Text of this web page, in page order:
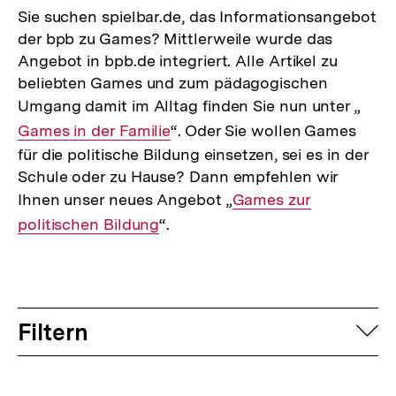
Sie suchen spielbar.de, das Informationsangebot
der bpb zu Games? Mittlerweile wurde das
Angebot in bpb.de integriert. Alle Artikel zu
beliebten Games und zum pädagogischen
Umgang damit im Alltag finden Sie nun unter „
Games in der Familie“. Oder Sie wollen Games
für die politische Bildung einsetzen, sei es in der
Schule oder zu Hause? Dann empfehlen wir
Ihnen unser neues Angebot „Interner
Games zur
politischen Bildung“.
Filtern